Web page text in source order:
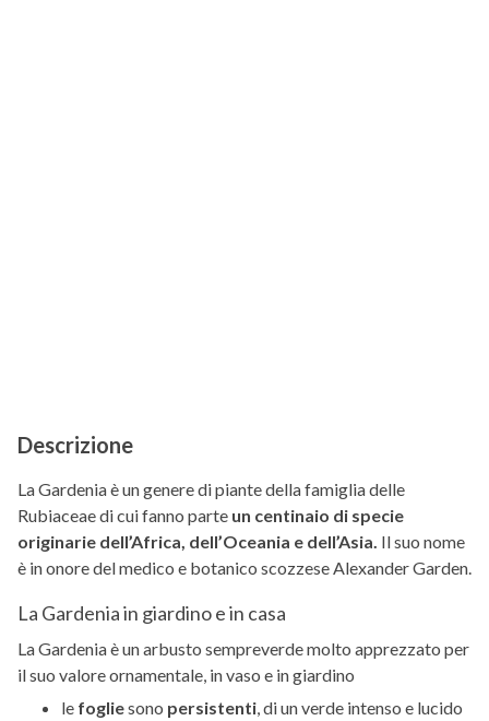
Descrizione
La Gardenia è un genere di piante della famiglia delle
Rubiaceae di cui fanno parte un centinaio di specie
originarie dell’Africa, dell’Oceania e dell’Asia. Il suo nome
è in onore del medico e botanico scozzese Alexander Garden.
La Gardenia in giardino e in casa
La Gardenia è un arbusto sempreverde molto apprezzato per
il suo valore ornamentale, in vaso e in giardino
le fogliesono persistenti , di un verde intenso e lucido